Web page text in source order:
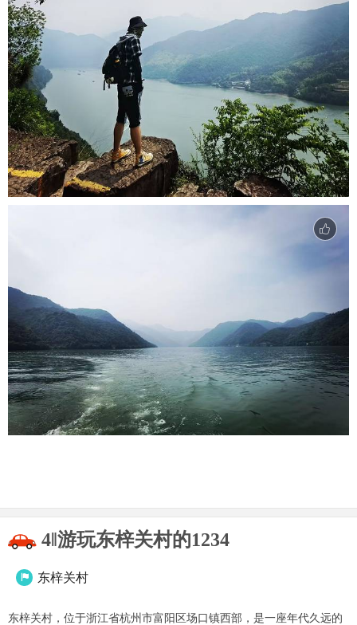
4‖游玩东梓关村的1234
 东梓关村
东梓关村，位于浙江省杭州市富阳区场口镇西部，是一座年代久远的